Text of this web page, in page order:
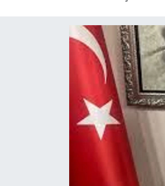
Resmi İlanlar
Son Dakika Haberleri